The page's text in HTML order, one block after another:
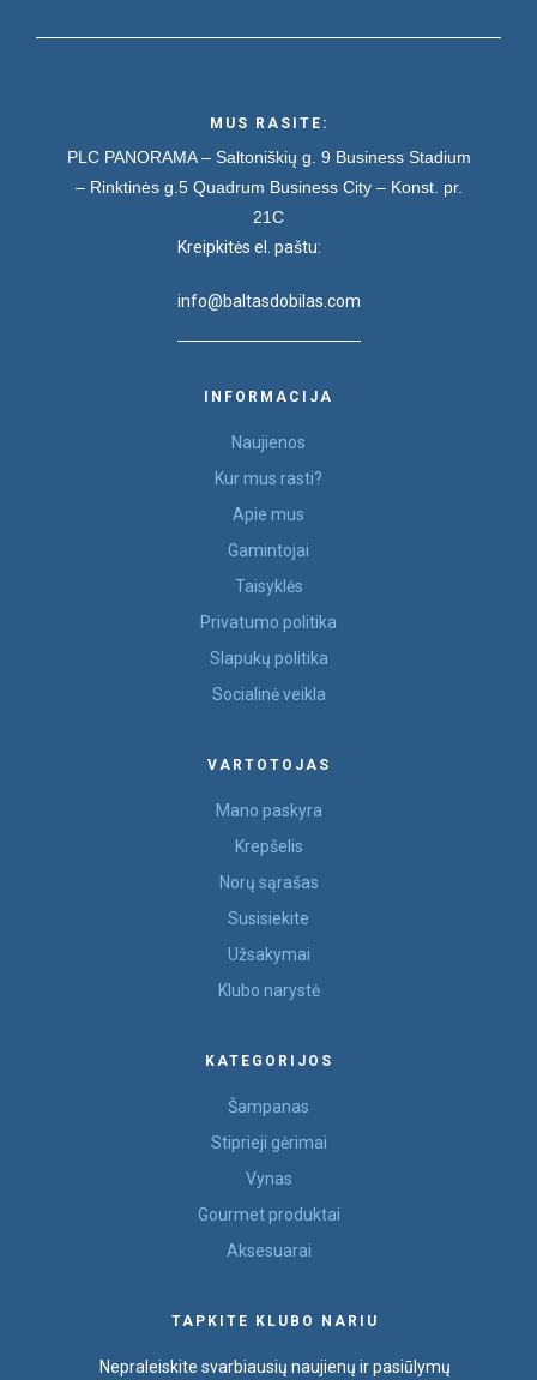
MUS RASITE:
PLC PANORAMA – Saltoniškių g. 9 Business Stadium
– Rinktinės g.5 Quadrum Business City – Konst. pr.
21C
Kreipkitės el. paštu:
info@baltasdobilas.com
INFORMACIJA
Naujienos
Kur mus rasti?
Apie mus
Gamintojai
Taisyklės
Privatumo politika
Slapukų politika
Socialinė veikla
VARTOTOJAS
Mano paskyra
Krepšelis
Norų sąrašas
Susisiekite
Užsakymai
Klubo narystė
KATEGORIJOS
Šampanas
Stiprieji gėrimai
Vynas
Gourmet produktai
Aksesuarai
TAPKITE KLUBO NARIU
Nepraleiskite svarbiausių naujienų ir pasiūlymų